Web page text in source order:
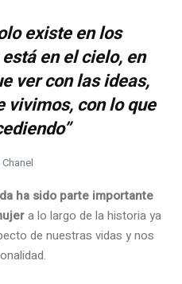
existe en los
en el cielo, en
ver con las ideas,
vivimos, con lo que
ha sido parte importante
a lo largo de la historia ya
de nuestras vidas y nos